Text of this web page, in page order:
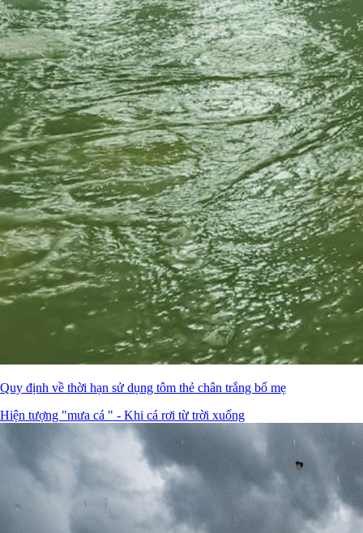
Quy định về thời hạn sử dụng tôm thẻ chân trắng bố mẹ
Hiện tượng "mưa cá " - Khi cá rơi từ trời xuống